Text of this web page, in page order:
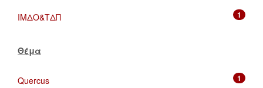
1
ΙΜΔΟ&ΤΔΠ
Θέμα
1
Quercus